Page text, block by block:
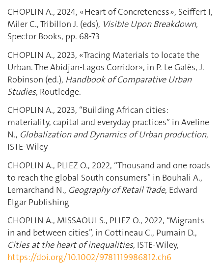
CHOPLIN A., 2024, « Heart of Concreteness », Seiffert I,
Miler C., Tribillon J. (eds), Visible Upon Breakdown,
Spector Books, pp. 68-73
CHOPLIN A., 2023, « Tracing Materials to locate the
Urban. The Abidjan-Lagos Corridor », in P. Le Galès, J.
Robinson (ed.), Handbook of Comparative Urban
Studies, Routledge.
CHOPLIN A., 2023, “Building African cities:
materiality, capital and everyday practices” in Aveline
N., Globalization and Dynamics of Urban production,
ISTE-Wiley
CHOPLIN A., PLIEZ O., 2022, “Thousand and one roads
to reach the global South consumers” in Bouhali A.,
Lemarchand N., Geography of Retail Trade, Edward
Elgar Publishing
CHOPLIN A., MISSAOUI S., PLIEZ O., 2022, “Migrants
in and between cities”, in Cottineau C., Pumain D.,
Cities at the heart of inequalities, ISTE-Wiley,
https://doi.org/10.1002/9781119986812.ch6